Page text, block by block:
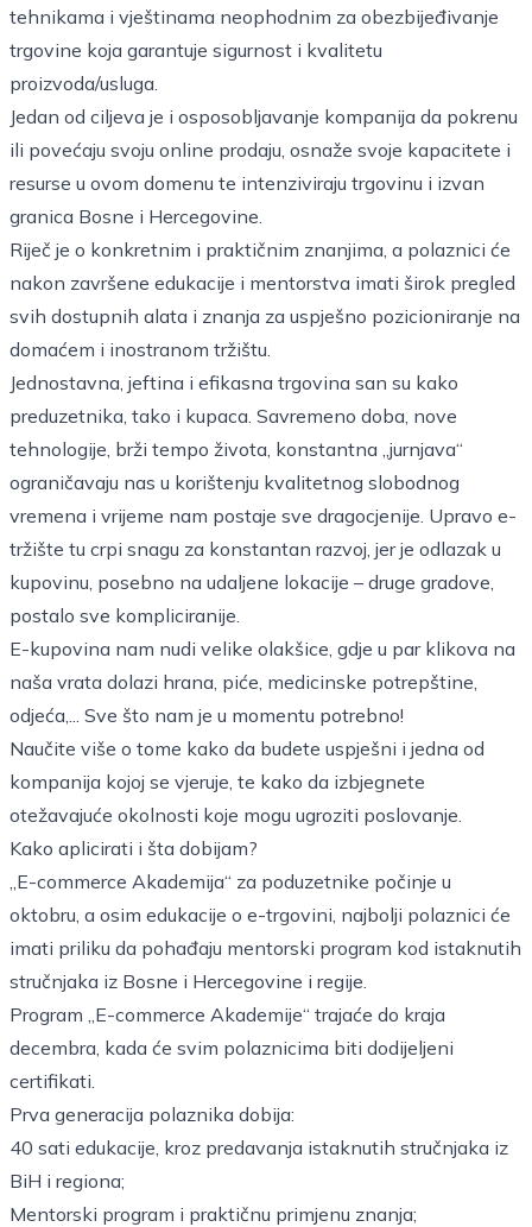
tehnikama i vještinama neophodnim za obezbijeđivanje
trgovine koja garantuje sigurnost i kvalitetu
proizvoda/usluga.
Jedan od ciljeva je i osposobljavanje kompanija da pokrenu
ili povećaju svoju online prodaju, osnaže svoje kapacitete i
resurse u ovom domenu te intenziviraju trgovinu i izvan
granica Bosne i Hercegovine.
Riječ je o konkretnim i praktičnim znanjima, a polaznici će
nakon završene edukacije i mentorstva imati širok pregled
svih dostupnih alata i znanja za uspješno pozicioniranje na
domaćem i inostranom tržištu.
Jednostavna, jeftina i efikasna trgovina san su kako
preduzetnika, tako i kupaca. Savremeno doba, nove
tehnologije, brži tempo života, konstantna „jurnjava“
ograničavaju nas u korištenju kvalitetnog slobodnog
vremena i vrijeme nam postaje sve dragocjenije. Upravo e-
tržište tu crpi snagu za konstantan razvoj, jer je odlazak u
kupovinu, posebno na udaljene lokacije – druge gradove,
postalo sve kompliciranije.
E-kupovina nam nudi velike olakšice, gdje u par klikova na
naša vrata dolazi hrana, piće, medicinske potrepštine,
odjeća,... Sve što nam je u momentu potrebno!
Naučite više o tome kako da budete uspješni i jedna od
kompanija kojoj se vjeruje, te kako da izbjegnete
otežavajuće okolnosti koje mogu ugroziti poslovanje.
Kako aplicirati i šta dobijam?
„E-commerce Akademija“ za poduzetnike počinje u
oktobru, a osim edukacije o e-trgovini, najbolji polaznici će
imati priliku da pohađaju mentorski program kod istaknutih
stručnjaka iz Bosne i Hercegovine i regije.
Program „E-commerce Akademije“ trajaće do kraja
decembra, kada će svim polaznicima biti dodijeljeni
certifikati.
Prva generacija polaznika dobija:
40 sati edukacije, kroz predavanja istaknutih stručnjaka iz
BiH i regiona;
Mentorski program i praktičnu primjenu znanja;